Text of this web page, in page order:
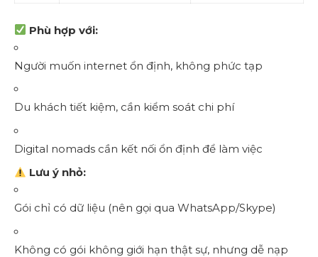
Phù hợp với:
Người muốn internet ổn định, không phức tạp
Du khách tiết kiệm, cần kiểm soát chi phí
Digital nomads cần kết nối ổn định để làm việc
Lưu ý nhỏ:
Gói chỉ có dữ liệu (nên gọi qua WhatsApp/Skype)
Không có gói không giới hạn thật sự, nhưng dễ nạp